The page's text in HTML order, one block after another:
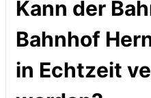
Kann der
Bahnhof
in Echtzeit